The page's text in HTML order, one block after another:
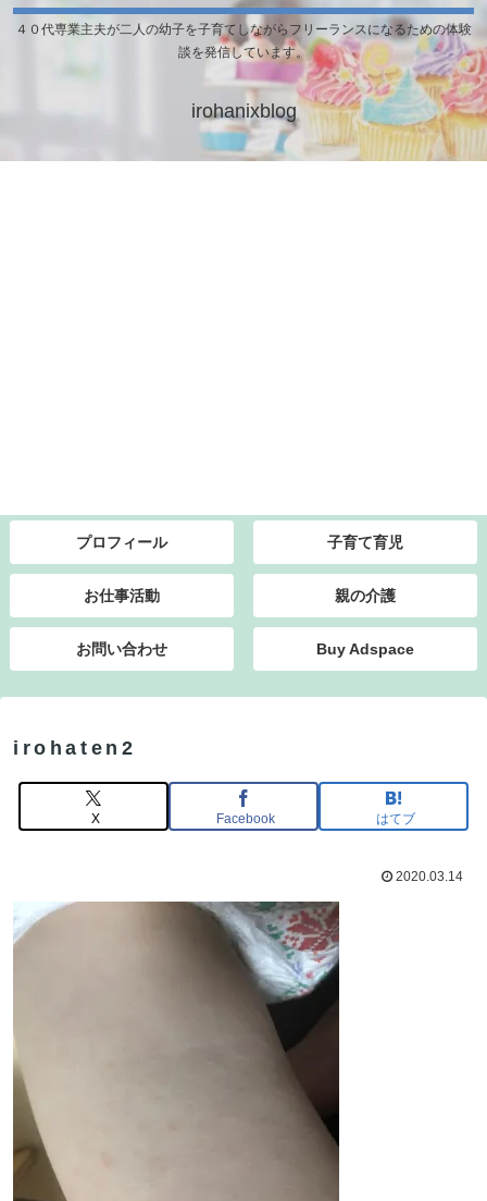
４０代専業主夫が二人の幼子を子育てしながらフリーランスになるための体験
談を発信しています。
irohanixblog
プロフィール 子育て育児
お仕事活動 親の介護
お問い合わせ Buy Adspace
irohaten2
X Facebook はてブ
2020.03.14